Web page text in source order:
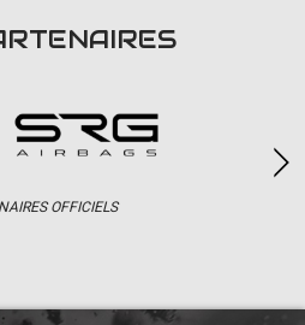
OFFICIELS